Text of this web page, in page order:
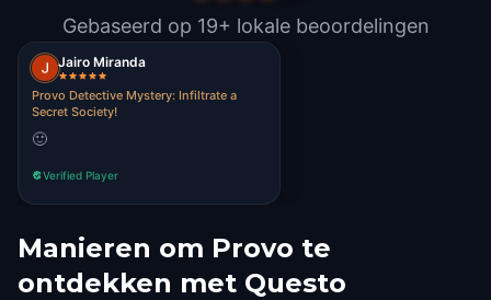
Gebaseerd op 19+ lokale beoordelingen
Jairo Miranda
Provo Detective Mystery: Infiltrate a
Secret Society!
🙂
Verified Player
Manieren om Provo te
ontdekken met Questo